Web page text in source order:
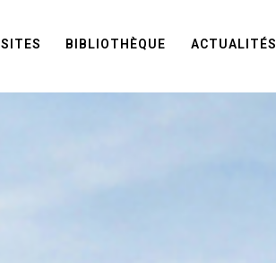
SITES BIBLIOTHÈQUE ACTUALITÉS